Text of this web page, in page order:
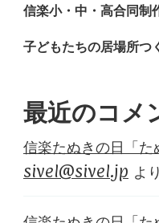
信楽小・中・高合同制
子どもたちの居場所つ
最近のコメ
信楽たぬきの日「
sivel@sivel.jp より